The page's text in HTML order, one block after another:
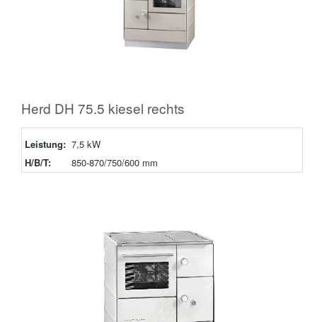
Herd DH 75.5 kiesel rechts
Leistung: 7,5 kW
H/B/T:
850-870/750/600 mm